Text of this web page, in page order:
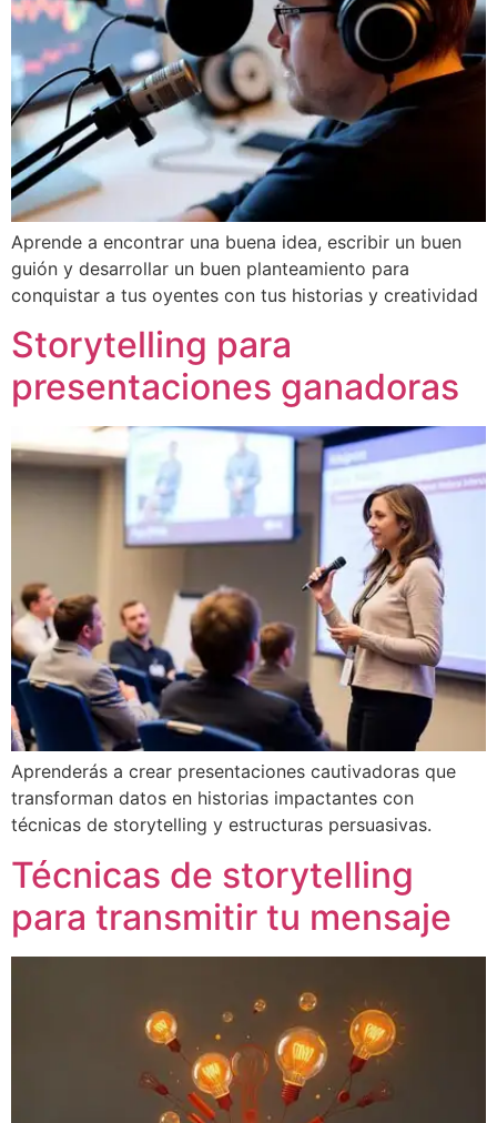
Aprende a encontrar una buena idea, escribir un buen
guión y desarrollar un buen planteamiento para
conquistar a tus oyentes con tus historias y creatividad
Storytelling para
presentaciones ganadoras
Aprenderás a crear presentaciones cautivadoras que
transforman datos en historias impactantes con
técnicas de storytelling y estructuras persuasivas.
Técnicas de storytelling
para transmitir tu mensaje